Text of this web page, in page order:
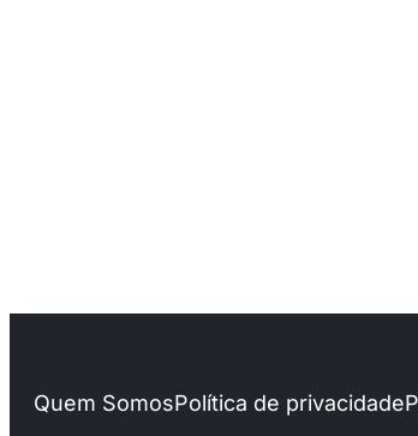
Quem SomosPolítica de privacidade